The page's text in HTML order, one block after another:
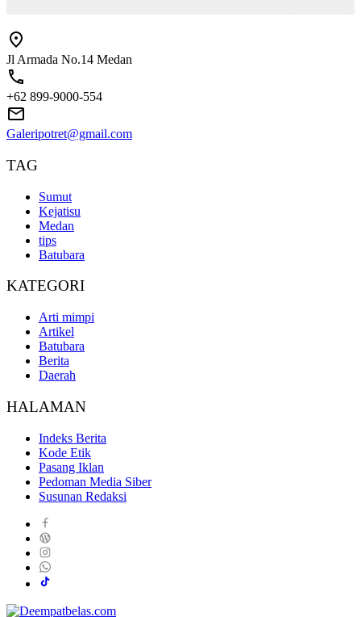
Jl Armada No.14 Medan
+62 899-9000-554
Galeripotret@gmail.com
TAG
Sumut
Kejatisu
Medan
tips
Batubara
KATEGORI
Arti mimpi
Artikel
Batubara
Berita
Daerah
HALAMAN
Indeks Berita
Kode Etik
Pasang Iklan
Pedoman Media Siber
Susunan Redaksi